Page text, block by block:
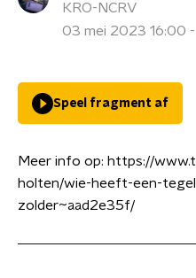
KRO-NCRV
03 mei 2023 16:00
Speel fragment af
Meer info op: https://
holten/wie-heeft-een-
zolder~aad2e35f/